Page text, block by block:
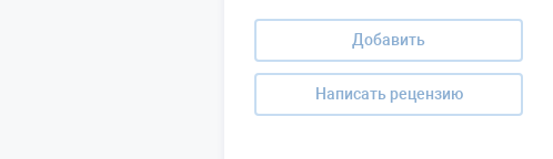
Добавить
Написать рецензию